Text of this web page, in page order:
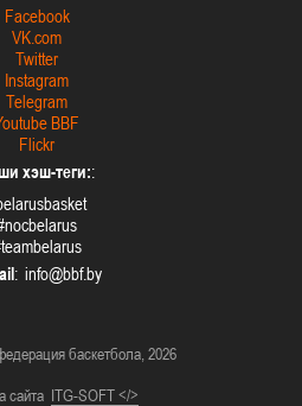
Facebook
VK.com
Twitter
Instagram
Telegram
BBF
Flickr
хэш-теги::
:
баскетбола, 2026
сайта ITG-SOFT </>